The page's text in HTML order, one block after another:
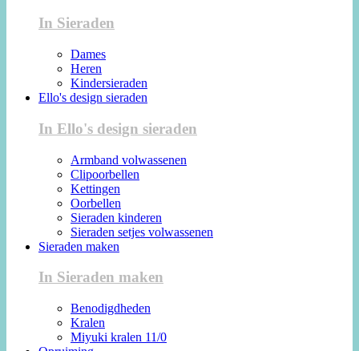
In Sieraden
Dames
Heren
Kindersieraden
Ello's design sieraden
In Ello's design sieraden
Armband volwassenen
Clipoorbellen
Kettingen
Oorbellen
Sieraden kinderen
Sieraden setjes volwassenen
Sieraden maken
In Sieraden maken
Benodigdheden
Kralen
Miyuki kralen 11/0